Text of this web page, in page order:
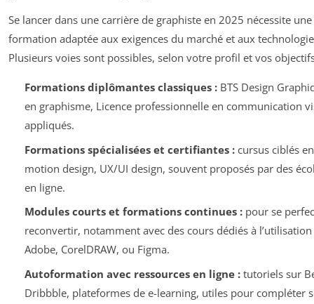
Se lancer dans une carrière de graphiste en 2025 nécessite
formation adaptée aux exigences du marché et aux
Plusieurs voies sont possibles, selon votre profil et vos
Formations diplômantes classiques :BTS Design
en graphisme, Licence professionnelle en communication
appliqués.
Formations spécialisées et certifiantes :cursus ciblés
motion design, UX/UI design, souvent proposés par des
en ligne.
Modules courts et formations continues :pour se
reconvertir, notamment avec des cours dédiés à
Adobe, CorelDRAW, ou Figma.
Autoformation avec ressources en ligne :tutoriels sur
Dribbble, plateformes de e-learning, utiles pour compléter